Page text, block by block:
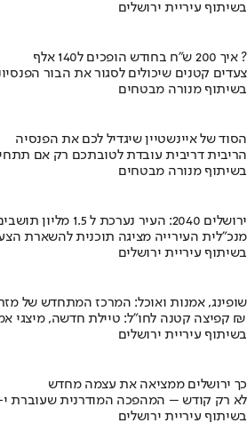
בשיתוף עיריית ירושלים
איך 200 ש"ח בחודש הופכים ל140 אלף ?
צעדים קטנים שיכולים לסגור את הבור
בשיתוף מנורה מבטחים
הסוד של איינשטיין שיגדיל לכם את הפנסיה
הריבית דריבית עובדת לטובתכם רק אם
בשיתוף מנורה מבטחים
ירושלים 2040: העיר נערכת ל 1.5 מליון תושבים
מנכ"לית העירייה מציגה תוכנית להשארת
בשיתוף עיריית ירושלים
שופינג, אמנות ואוכל: המרכז המתחדש של
קפיצה קטנה לחו"ל: טיילת חדשה, מיצגי אמנות, וכיכרות משופצות בהשקעה של 100 מיליון ₪
בשיתוף עיריית ירושלים
כך ירושלים ממציאה את עצמה מחדש
לא רק קודש – המהפכה המודרנית שעוברת
בשיתוף עיריית ירושלים